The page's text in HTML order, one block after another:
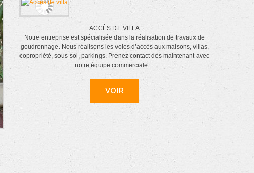
ACCÈS DE VILLA
Notre entreprise est spécialisée dans la réalisation de travaux de
goudronnage. Nous réalisons les voies d’accès aux maisons, villas,
copropriété, sous-sol, parkings. Prenez contact dès maintenant avec
notre équipe commerciale…
VOIR